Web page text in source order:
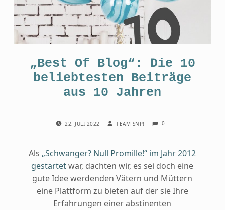
„Best Of Blog“: Die 10
be­lieb­tes­ten Bei­träge
aus 10 Jahren
22. JULI 2022 TEAM SNP! 0
Als „Schwanger? Null Promille!“ im Jahr 2012
gestartetwar, dachten wir, es sei doch eine
gute Idee werdenden Vätern und Müttern
eine Plattform zu bieten auf der sie Ihre
Erfahrungen einer abstinenten